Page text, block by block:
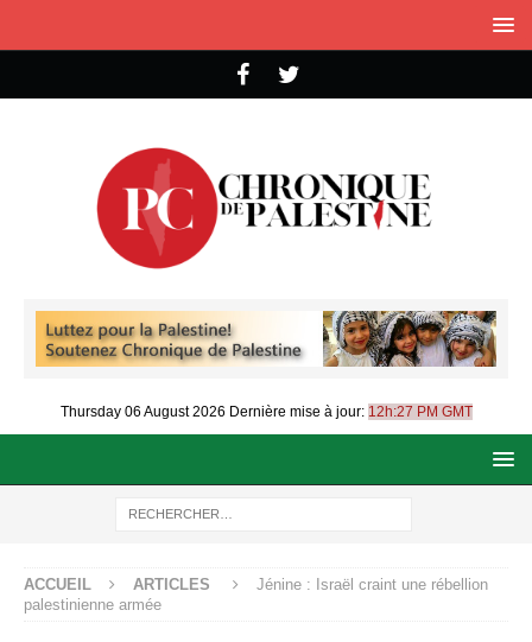
Thursday 06 August 2026 Dernière mise à jour: 12h:27 PM GMT
ACCUEIL ARTICLES
Jénine : Israël craint une rébellion
palestinienne armée